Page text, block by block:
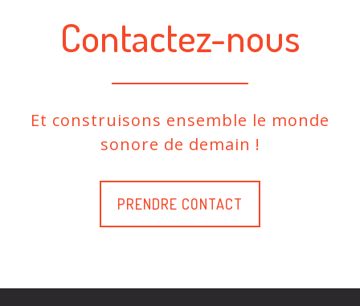
Contactez-nous
Et construisons ensemble le monde
sonore de demain !
PRENDRE CONTACT